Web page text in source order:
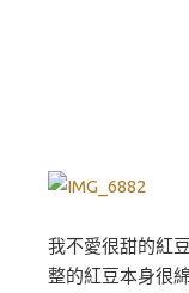
我不愛很甜的紅
整的紅豆本身很